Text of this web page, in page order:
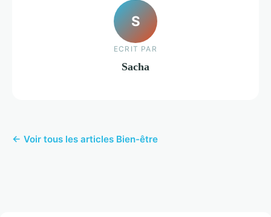
S
ECRIT PAR
Sacha
← Voir tous les articles Bien-être